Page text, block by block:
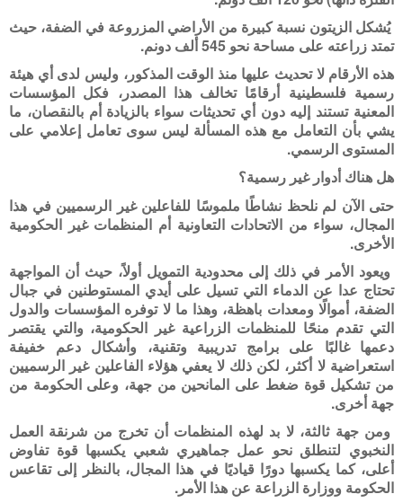
يُشكل الزيتون نسبة كبيرة من الأراضي المزروعة في الضفة، حيث
تمتد زراعته على مساحة نحو 545 ألف دونم.
هذه الأرقام لا تحديث عليها منذ الوقت المذكور، وليس لدى أي هيئة
رسمية فلسطينية أرقامًا تخالف هذا المصدر، فكل المؤسسات
المعنية تستند إليه دون أي تحديثات سواء بالزيادة أم بالنقصان، ما
يشي بأن التعامل مع هذه المسألة ليس سوى تعامل إعلامي على
المستوى الرسمي.
هل هناك أدوار غير رسمية؟
حتى الآن لم نلحظ نشاطًا ملموسًا للفاعلين غير الرسميين في هذا
المجال، سواء من الاتحادات التعاونية أم المنظمات غير الحكومية
الأخرى.
ويعود الأمر في ذلك إلى محدودية التمويل أولاً، حيث أن المواجهة
تحتاج عدا عن الدماء التي تسيل على أيدي المستوطنين في جبال
الضفة، أموالًا ومعدات باهظة، وهذا ما لا توفره المؤسسات والدول
التي تقدم منحًا للمنظمات الزراعية غير الحكومية، والتي يقتصر
دعمها غالبًا على برامج تدريبية وتقنية، وأشكال دعم خفيفة
استعراضية لا أكثر، لكن ذلك لا يعفي هؤلاء الفاعلين غير الرسميين
من تشكيل قوة ضغط على المانحين من جهة، وعلى الحكومة من
جهة أخرى.
ومن جهة ثالثة، لا بد لهذه المنظمات أن تخرج من شرنقة العمل
النخبوي لتنطلق نحو عمل جماهيري شعبي يكسبها قوة تفاوض
أعلى، كما يكسبها دورًا قياديًا في هذا المجال، بالنظر إلى تقاعس
الحكومة ووزارة الزراعة عن هذا الأمر.